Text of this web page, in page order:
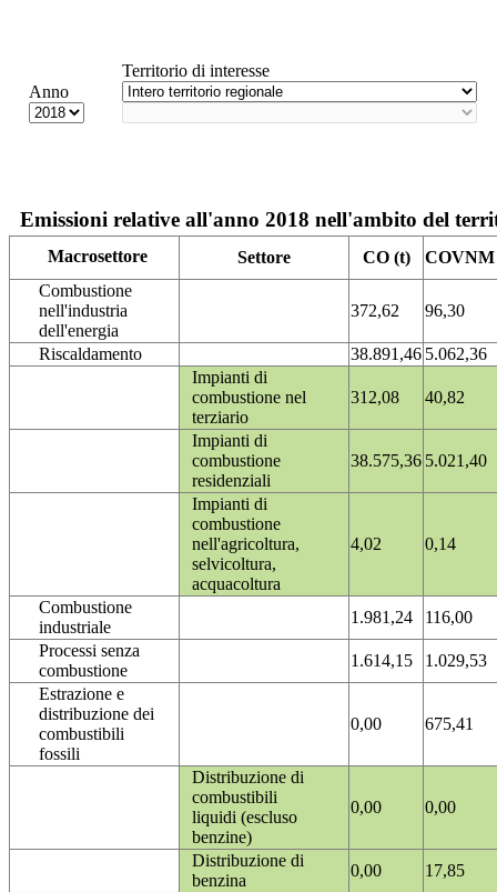
Anno
Territorio di interesse
Emissioni relative all'anno 2018 nell'ambito del
Macrosettore Settore CO (t)
COVNM
Combustione
nell'industria
dell'energia
372,62 96,30
Riscaldamento 38.891,46 5.062,36
Impianti di
combustione nel
terziario
312,08 40,82
Impianti di
combustione
residenziali
38.575,36 5.021,40
Impianti di
combustione
nell'agricoltura,
selvicoltura,
acquacoltura
4,02 0,14
Combustione
industriale
1.981,24
116,00
Processi senza
combustione
1.614,15
1.029,53
Estrazione e
distribuzione dei
combustibili
fossili
0,00 675,41
Distribuzione di
combustibili
liquidi (escluso
benzine)
0,00 0,00
Distribuzione di
benzina
0,00
17,85